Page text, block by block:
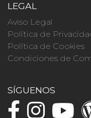
LEGAL
Aviso Legal
Política de
Política de Cookies
Condiciones de
SÍGUENOS